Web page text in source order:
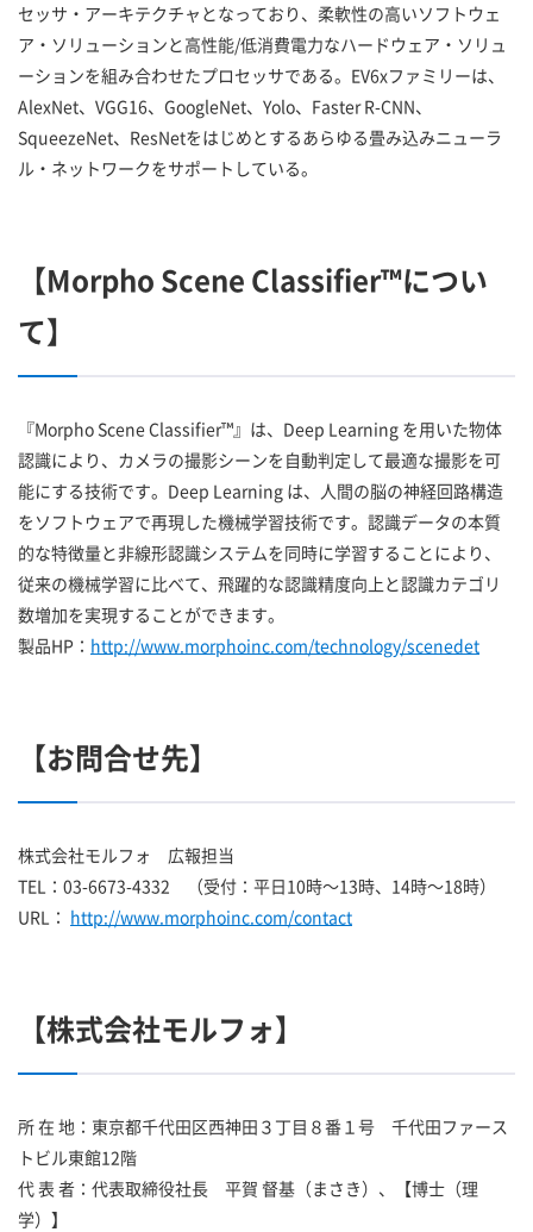
セッサ・アーキテクチャとなっており、柔軟性の高いソフトウェ
ア・ソリューションと高性能/低消費電力なハードウェア・ソリュ
ーションを組み合わせたプロセッサである。EV6xファミリーは、
AlexNet、VGG16、GoogleNet、Yolo、Faster R-CNN、
SqueezeNet、ResNetをはじめとするあらゆる畳み込みニューラ
ル・ネットワークをサポートしている。
【Morpho Scene Classifier™につい
て】
『Morpho Scene Classifier™』は、Deep Learning を用いた物体
認識により、カメラの撮影シーンを自動判定して最適な撮影を可
能にする技術です。Deep Learning は、人間の脳の神経回路構造
をソフトウェアで再現した機械学習技術です。認識データの本質
的な特徴量と非線形認識システムを同時に学習することにより、
従来の機械学習に比べて、飛躍的な認識精度向上と認識カテゴリ
数増加を実現することができます。
製品HP： http://www.morphoinc.com/technology/scenedet
【お問合せ先】
株式会社モルフォ 広報担当
TEL：03-6673-4332 （受付：平日10時～13時、14時～18時）
URL： http://www.morphoinc.com/contact
【株式会社モルフォ】
所 在 地：東京都千代田区西神田３丁目８番１号 千代田ファース
トビル東館12階
代 表 者：代表取締役社長 平賀 督基（まさき）、【博士（理
学）】